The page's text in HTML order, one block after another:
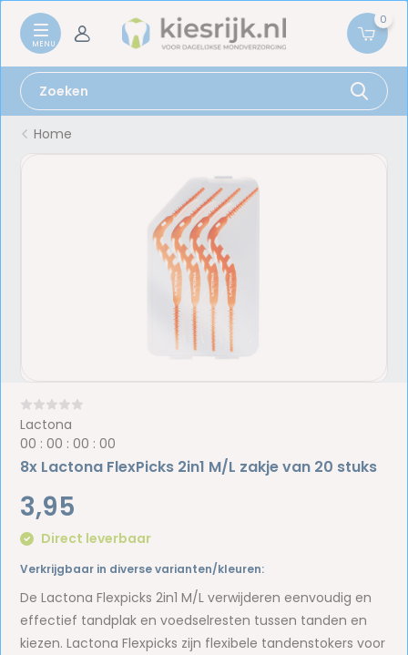
0
Home
Lactona
00 :00 :00 :00
8x Lactona FlexPicks 2in1 M/L zakje van 20 stuks
3,95
Direct leverbaar
Verkrijgbaar in diverse varianten/kleuren:
De Lactona Flexpicks 2in1 M/L verwijderen eenvoudig en
effectief tandplak en voedselresten tussen tanden en
kiezen. Lactona Flexpicks zijn flexibele tandenstokers voor